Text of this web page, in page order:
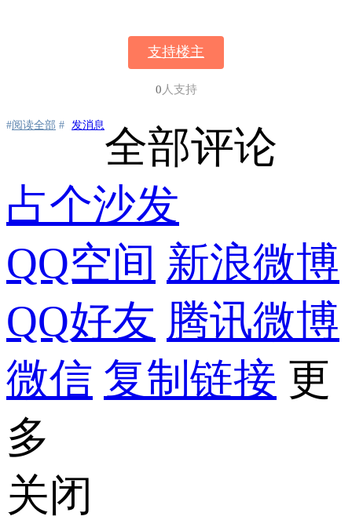
支持楼主
0人支持
#阅读全部 # 发消息 全部评论
占个沙发
QQ空间 新浪微博
QQ好友 腾讯微博
微信 复制链接 更
多
关闭